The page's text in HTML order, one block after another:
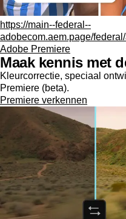
https://main--federal--
adobecom.aem.page/
Adobe Premiere
Maak kennis met
Kleurcorrectie, speciaal
Premiere (beta).
Premiere verkennen